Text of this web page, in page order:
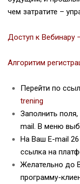
чем затратите –
Доступ к Вебинару
Алгоритим
Перейти по
trening
Заполнить
mail. В меню
На Ваш E-mail
ссылка на
Желательно до
программу-